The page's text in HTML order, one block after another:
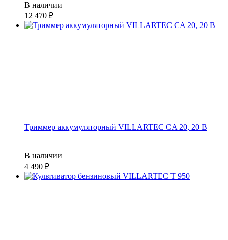
В наличии
12 470
Триммер аккумуляторный VILLARTEC CA 20, 20 В
В наличии
4 490